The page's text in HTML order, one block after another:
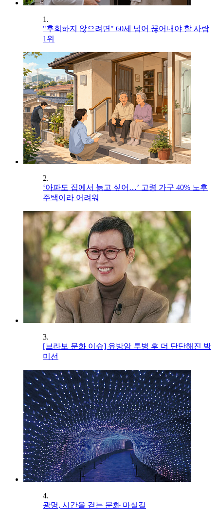
1.
"후회하지 않으려면" 60세 넘어 끊어내야 할 사람
1위
2.
‘아파도 집에서 늙고 싶어…’ 고령 가구 40% 노후
주택이라 어려워
3.
[브라보 문화 이슈] 유방암 투병 후 더 단단해진 박
미선
4.
광명, 시간을 걷는 문화 마실길